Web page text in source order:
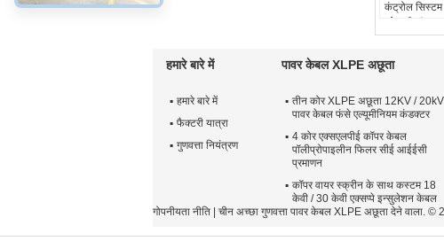
कंट्रोल सिस्टम
कोर, 3 कोर,
प्रकार:कम
हमारे बारे में
हमारे बारे में
फैक्टरी यात्रा
गुणवत्ता नियंत्रण
पावर केबल XLPE अछूता
तीन कोर XLPE अछूता 12KV / 20kV
पावर केबल फंसे एल्यूमीनियम कंडक्टर
4 कोर एक्सएलपीई कॉपर केबल
पॉलीप्रोपाइलीन फिलर सीई आईईसी
प्रमाणन
कॉपर वायर स्क्रीन के साथ कस्टम 18
केवी / 30 केवी एक्सप्पे इन्सुलेशन केबल
गोपनीयता नीति | चीन अच्छा गुणवत्ता पावर केबल XLPE अछूता देने